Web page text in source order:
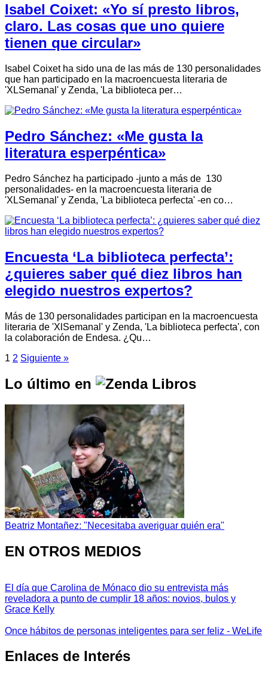
Isabel Coixet: «Yo sí presto libros,
claro. Las cosas que uno quiere
tienen que circular»
Isabel Coixet ha sido una de las más de 130 personalidades
que han participado en la macroencuesta literaria de
'XLSemanal' y Zenda, 'La biblioteca per…
Pedro Sánchez: «Me gusta la
literatura esperpéntica»
Pedro Sánchez ha participado -junto a más de 130
personalidades- en la macroencuesta literaria de
'XLSemanal' y Zenda, 'La biblioteca perfecta' -en co…
Encuesta ‘La biblioteca perfecta’:
¿quieres saber qué diez libros han
elegido nuestros expertos?
Más de 130 personalidades participan en la macroencuesta
literaria de 'XlSemanal' y Zenda, 'La biblioteca perfecta', con
la colaboración de Endesa. ¿Qu…
1 2 Siguiente »
Lo último en
Beatriz Montañez: "Necesitaba averiguar quién era"
EN OTROS MEDIOS
El día que Carolina de Mónaco dio su entrevista más
reveladora a punto de cumplir 18 años: novios, bulos y
Grace Kelly
Once hábitos de personas inteligentes para ser feliz - WeLife
Enlaces de Interés